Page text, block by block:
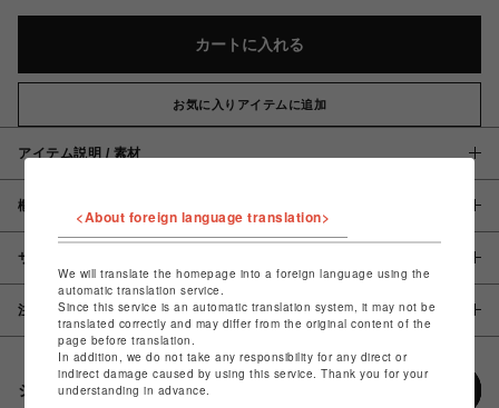
カートに入れる
お気に入りアイテムに追加
アイテム説明 / 素材
概要
サイズ
注意事項
シェアする
<About foreign language translation>
We will translate the homepage into a foreign language using the
automatic translation service.
Since this service is an automatic translation system, it may not be
translated correctly and may differ from the original content of the
page before translation.
In addition, we do not take any responsibility for any direct or
indirect damage caused by using this service. Thank you for your
understanding in advance.